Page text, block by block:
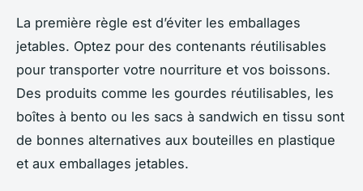
La première règle est d’éviter les emballages
jetables. Optez pour des contenants réutilisables
pour transporter votre nourriture et vos boissons.
Des produits comme les gourdes réutilisables, les
boîtes à bento ou les sacs à sandwich en tissu sont
de bonnes alternatives aux bouteilles en plastique
et aux emballages jetables.